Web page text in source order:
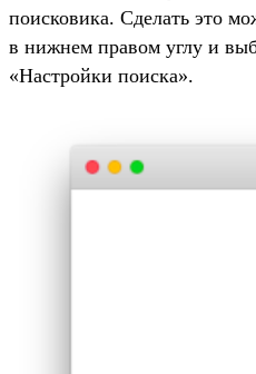
поисковика. Сделать это
в нижнем правом углу и
«Настройки поиска».